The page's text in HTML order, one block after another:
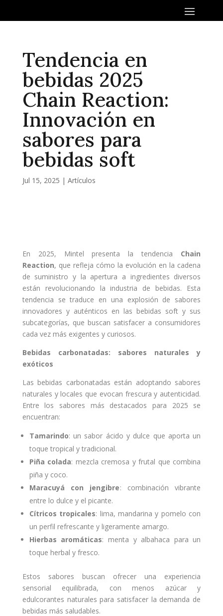
Tendencia en
bebidas 2025
Chain Reaction:
Innovación en
sabores para
bebidas soft
Jul 15, 2025 | Artículos
En 2025, Mintel presenta la tendencia Chain
Reaction, que refleja cómo la evolución en la cadena
de suministro y la apertura a ingredientes diversos
están revolucionando la industria de bebidas. Esta
tendencia se traduce en una explosión de sabores
innovadores y auténticos en las bebidas soft y sus
subcategorías, que buscan satisfacer a consumidores
cada vez más exigentes y curiosos.
Bebidas carbonatadas: sabores naturales y
exóticos
Las bebidas carbonatadas están adoptando sabores
naturales y locales que evocan frescura y autenticidad.
Entre los sabores más destacados para 2025 se
encuentran:
Tamarindo: un sabor ácido y dulce que aporta un
toque tropical y tradicional.
Piña colada: mezcla cremosa y frutal que combina
piña y coco.
Maracuyá con jengibre: combinación vibrante
entre lo dulce y el picante.
Cítricos tropicales: lima, mandarina y pomelo con
un perfil refrescante y ligeramente amargo.
Hierbas aromáticas: menta y albahaca para un
toque herbal y fresco.
Estos sabores buscan ofrecer una experiencia
sensorial equilibrada, con menos azúcar y
edulcorantes naturales para satisfacer la demanda de
bebidas más saludables.